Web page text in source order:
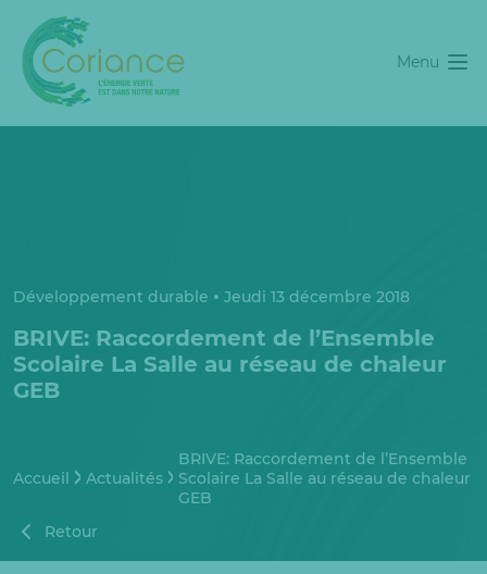
Menu
Développement durable Jeudi 13 décembre 2018
BRIVE: Raccordement de l’Ensemble
Scolaire La Salle au réseau de chaleur
GEB
Accueil Actualités
BRIVE: Raccordement de l’Ensemble
Scolaire La Salle au réseau de chaleur
GEB
Retour